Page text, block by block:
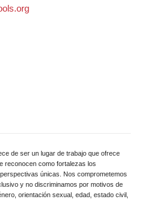
de ser un lugar de trabajo que ofrece
reconocen como fortalezas los
únicas. Nos comprometemos
y no discriminamos por motivos de
orientación sexual, edad, estado civil,